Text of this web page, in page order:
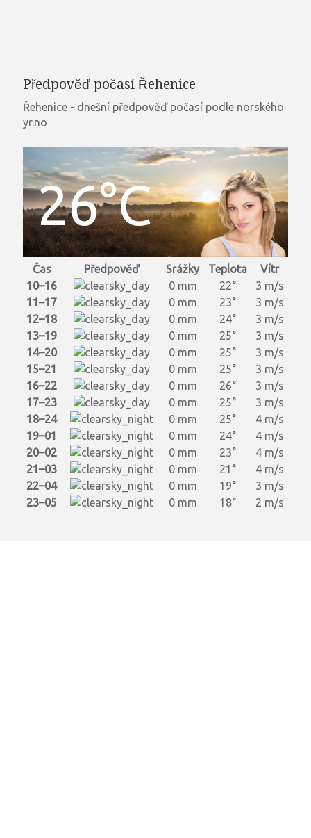
Předpověď počasí Řehenice
Řehenice - dnešní předpověď počasí podle norského
yr.no
26°C
Čas Předpověď Srážky Teplota
Vítr
10–16
0 mm 22°
3 m/s
11–17
0 mm 23°
3 m/s
12–18
0 mm 24°
3 m/s
13–19
0 mm 25°
3 m/s
14–20
0 mm 25°
3 m/s
15–21
0 mm 25°
3 m/s
16–22
0 mm 26°
3 m/s
17–23
0 mm 25°
3 m/s
18–24
0 mm 25°
4 m/s
19–01
0 mm 24°
4 m/s
20–02
0 mm 23°
4 m/s
21–03
0 mm 21°
4 m/s
22–04
0 mm 19°
3 m/s
23–05
0 mm 18° 2 m/s